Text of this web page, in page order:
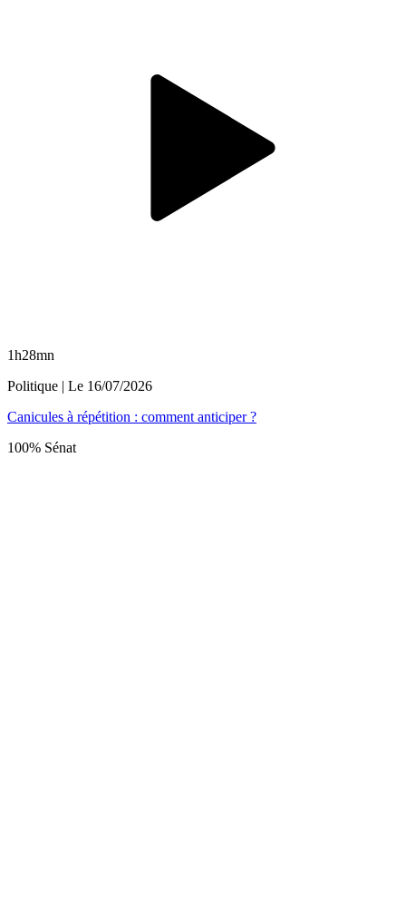
1h28mn
Politique | Le 16/07/2026
Canicules à répétition : comment anticiper ?
100% Sénat